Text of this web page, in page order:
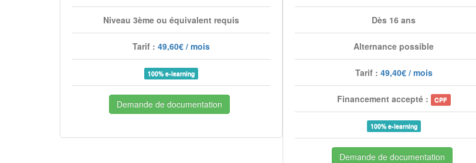
Niveau 3ème ou équivalent requis
Tarif : 49,60€ / mois
100% e-learning
Demande de documentation
Dès 16 ans
Alternance possible
Tarif : 49,40€ / mois
Financement accepté : CPF
100% e-learning
Demande de documentation